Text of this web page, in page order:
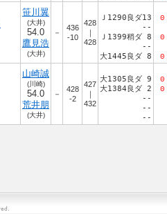
笹川翼
(大井)
54.0
鷹見浩
(大井)
－
436
-10
428
｜
428
Ｊ1290良ダ13
--
Ｊ1399稍ダ 8
--
大1445良ダ 8
0
0
0
山崎誠
(川崎)
54.0
荒井朋
(大井)
－
428
-2
427
｜
432
大1305良ダ 9
大1384良ダ 2
--
--
--
0
0